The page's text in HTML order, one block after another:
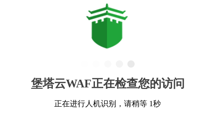
堡塔云WAF正在检查您的访问
正在进行人机识别，请稍等 1秒